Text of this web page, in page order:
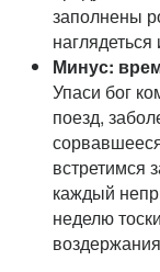
заполнены
Минус:
Упаси бог
поезд,
встретимся
каждый
неделю